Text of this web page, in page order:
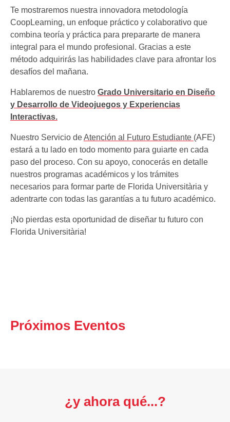
Te mostraremos nuestra innovadora metodología
CoopLearning, un enfoque práctico y colaborativo que
combina teoría y práctica para prepararte de manera
integral para el mundo profesional. Gracias a este
método adquirirás las habilidades clave para afrontar los
desafíos del mañana.
Hablaremos de nuestro Grado Universitario en Diseño
y Desarrollo de Videojuegos y Experiencias
Interactivas.
Nuestro Servicio deAtención al Futuro Estudiante (AFE)
estará a tu lado en todo momento para guiarte en cada
paso del proceso. Con su apoyo, conocerás en detalle
nuestros programas académicos y los trámites
necesarios para formar parte de Florida Universitària y
adentrarte con todas las garantías a tu futuro académico.
¡No pierdas esta oportunidad de diseñar tu futuro con
Florida Universitària!
Próximos Eventos
¿y ahora qué...?